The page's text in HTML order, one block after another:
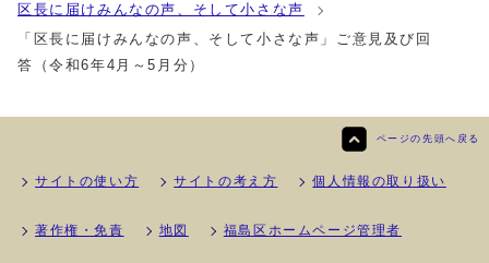
区長に届けみんなの声、そして小さな声
「区長に届けみんなの声、そして小さな声」ご意見及び回
答（令和6年4月～5月分）
ページの先頭へ戻る
サイトの使い方 サイトの考え方 個人情報の取り扱い
著作権・免責 地図 福島区ホームページ管理者